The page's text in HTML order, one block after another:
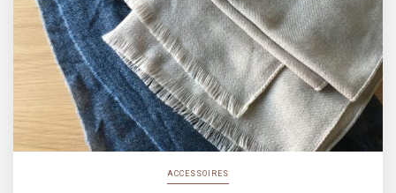
ACCESSOIRES